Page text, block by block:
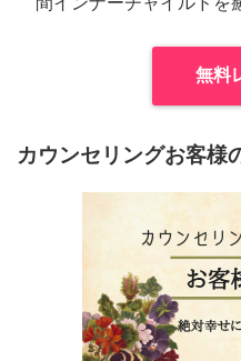
無料
カウンセリングお客様